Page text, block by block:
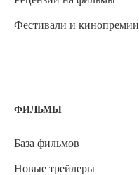
Фестивали и кинопремии
ФИЛЬМЫ
База фильмов
Новые трейлеры